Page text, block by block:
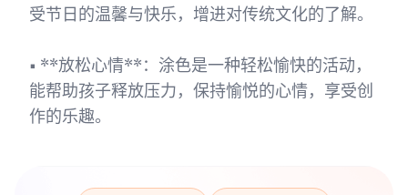
受节日的温馨与快乐，增进对传统文化的了解。
• **放松心情**：涂色是一种轻松愉快的活动，
能帮助孩子释放压力，保持愉悦的心情，享受创
作的乐趣。